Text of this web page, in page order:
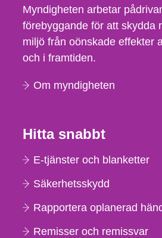
Myndigheten arbetar
förebyggande för att skydda
miljö från oönskade effekter
och i framtiden.
Om myndigheten
Hitta snabbt
E-tjänster och blanketter
Säkerhetsskydd
Rapportera oplanerad
Remisser och remissvar